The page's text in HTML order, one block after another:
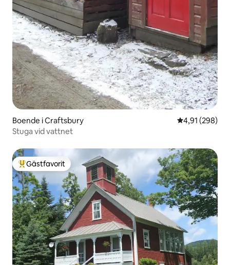
Boende i Craftsbury 4,91 av 5 i
4,91 (298)
Stuga vid vattnet
Populär gästfavorit
Gästfavorit